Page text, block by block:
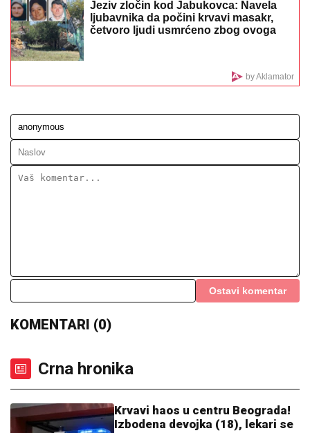
OŽENIO SE DEJAN STANKOVIĆ KRALJ!Doktorka
otkrila kako se oseća nakon venčanja: "Zaljubljena
sam", tu su njegovi roditelji i sestra (VIDEO)
"HITNO PODNOSIMO PRIJAVU ZA KRIVIČNO DELO"
GUŽVE NA GRANICI OD RANOG
JUTRA:Na Batrovcima se čeka tri